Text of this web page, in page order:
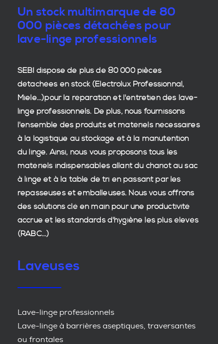
Un stock multimarque de 80
000 pièces détachées pour
lave-linge professionnels
SEBI dispose de plus de 80 000pièces
détachées en stock(Electrolux Professionnal,
Miele...)pour la réparation et l'entretien des lave-
linge professionnels. De plus, nous fournissons
l'ensemble des produits et matériels nécessaires
à la logistique au stockage et à la manutention
du linge. Ainsi, nous vous proposons tous les
matériels indispensables allant du chariot au sac
à linge et à la table de tri en passant par les
repasseuses et emballeuses. Nous vous offrons
des solutions clé en main pour une productivité
accrue et lesstandards d'hygiène les plus élevés
(RABC...)
Laveuses
Lave-linge professionnels
Lave-linge à barrières aseptiques, traversantes
ou frontales